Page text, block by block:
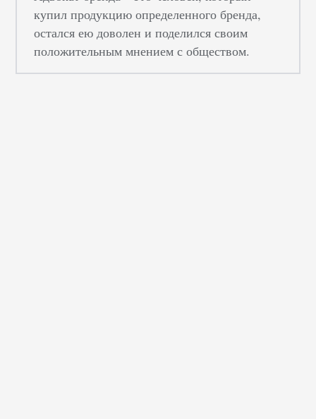
купил продукцию определенного бренда,
остался ею доволен и поделился своим
положительным мнением с обществом.